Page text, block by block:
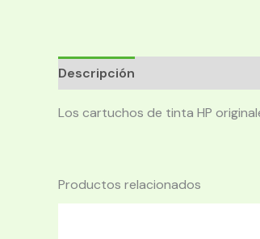
Descripción
Los cartuchos de tinta HP
Productos relacionados